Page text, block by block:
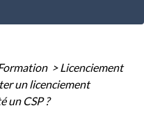
> Licenciement
un licenciement
un CSP ?